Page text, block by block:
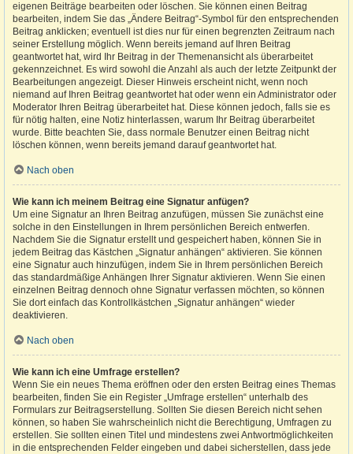
eigenen Beiträge bearbeiten oder löschen. Sie können einen Beitrag
bearbeiten, indem Sie das „Ändere Beitrag“-Symbol für den entsprechenden
Beitrag anklicken; eventuell ist dies nur für einen begrenzten Zeitraum nach
seiner Erstellung möglich. Wenn bereits jemand auf Ihren Beitrag
geantwortet hat, wird Ihr Beitrag in der Themenansicht als überarbeitet
gekennzeichnet. Es wird sowohl die Anzahl als auch der letzte Zeitpunkt der
Bearbeitungen angezeigt. Dieser Hinweis erscheint nicht, wenn noch
niemand auf Ihren Beitrag geantwortet hat oder wenn ein Administrator oder
Moderator Ihren Beitrag überarbeitet hat. Diese können jedoch, falls sie es
für nötig halten, eine Notiz hinterlassen, warum Ihr Beitrag überarbeitet
wurde. Bitte beachten Sie, dass normale Benutzer einen Beitrag nicht
löschen können, wenn bereits jemand darauf geantwortet hat.
Nach oben
Wie kann ich meinem Beitrag eine Signatur anfügen?
Um eine Signatur an Ihren Beitrag anzufügen, müssen Sie zunächst eine
solche in den Einstellungen in Ihrem persönlichen Bereich entwerfen.
Nachdem Sie die Signatur erstellt und gespeichert haben, können Sie in
jedem Beitrag das Kästchen „Signatur anhängen“ aktivieren. Sie können
eine Signatur auch hinzufügen, indem Sie in Ihrem persönlichen Bereich
das standardmäßige Anhängen Ihrer Signatur aktivieren. Wenn Sie einen
einzelnen Beitrag dennoch ohne Signatur verfassen möchten, so können
Sie dort einfach das Kontrollkästchen „Signatur anhängen“ wieder
deaktivieren.
Nach oben
Wie kann ich eine Umfrage erstellen?
Wenn Sie ein neues Thema eröffnen oder den ersten Beitrag eines Themas
bearbeiten, finden Sie ein Register „Umfrage erstellen“ unterhalb des
Formulars zur Beitragserstellung. Sollten Sie diesen Bereich nicht sehen
können, so haben Sie wahrscheinlich nicht die Berechtigung, Umfragen zu
erstellen. Sie sollten einen Titel und mindestens zwei Antwortmöglichkeiten
in die entsprechenden Felder eingeben und dabei sicherstellen, dass jede